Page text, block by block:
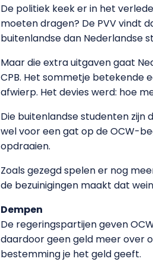
De politiek keek er in het
moeten dragen? De PVV vindt
buitenlandse dan Nederlandse
Maar die extra uitgaven gaat
CPB. Het sommetje betekende
afwierp. Het devies werd: hoe
Die buitenlandse studenten zijn
wel voor een gat op de OCW-
opdraaien.
Zoals gezegd spelen er nog
de bezuinigingen maakt dat
Dempen
De regeringspartijen geven
daardoor geen geld meer over
bestemming je het geld geeft.